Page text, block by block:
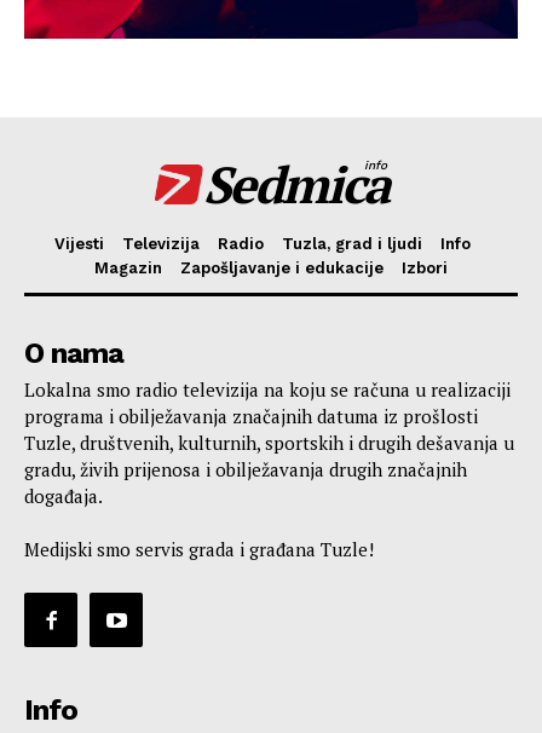
Sedmica
info
Vijesti Televizija Radio Tuzla, grad i ljudi
Info
Magazin
Zapošljavanje i edukacije Izbori
O nama
Lokalna smo radio televizija na koju se računa u realizaciji
programa i obilježavanja značajnih datuma iz prošlosti
Tuzle, društvenih, kulturnih, sportskih i drugih dešavanja u
gradu, živih prijenosa i obilježavanja drugih značajnih
događaja.
Medijski smo servis grada i građana Tuzle!
Info